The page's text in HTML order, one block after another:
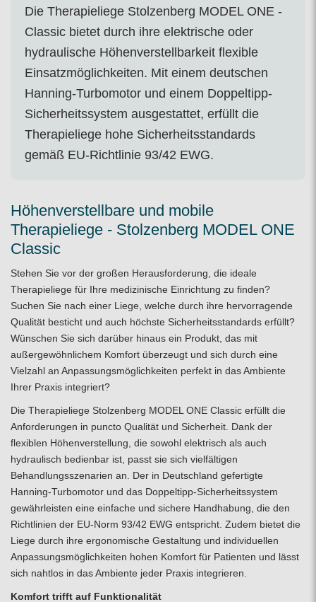
Die Therapieliege Stolzenberg MODEL ONE -
Classic bietet durch ihre elektrische oder
hydraulische Höhenverstellbarkeit flexible
Einsatzmöglichkeiten. Mit einem deutschen
Hanning-Turbomotor und einem Doppeltipp-
Sicherheitssystem ausgestattet, erfüllt die
Therapieliege hohe Sicherheitsstandards
gemäß EU-Richtlinie 93/42 EWG.
Höhenverstellbare und mobile
Therapieliege - Stolzenberg MODEL ONE
Classic
Stehen Sie vor der großen Herausforderung, die ideale
Therapieliege für Ihre medizinische Einrichtung zu finden?
Suchen Sie nach einer Liege, welche durch ihre hervorragende
Qualität besticht und auch höchste Sicherheitsstandards erfüllt?
Wünschen Sie sich darüber hinaus ein Produkt, das mit
außergewöhnlichem Komfort überzeugt und sich durch eine
Vielzahl an Anpassungsmöglichkeiten perfekt in das Ambiente
Ihrer Praxis integriert?
Die Therapieliege Stolzenberg MODEL ONE Classic erfüllt die
Anforderungen in puncto Qualität und Sicherheit. Dank der
flexiblen Höhenverstellung, die sowohl elektrisch als auch
hydraulisch bedienbar ist, passt sie sich vielfältigen
Behandlungsszenarien an. Der in Deutschland gefertigte
Hanning-Turbomotor und das Doppeltipp-Sicherheitssystem
gewährleisten eine einfache und sichere Handhabung, die den
Richtlinien der EU-Norm 93/42 EWG entspricht. Zudem bietet die
Liege durch ihre ergonomische Gestaltung und individuellen
Anpassungsmöglichkeiten hohen Komfort für Patienten und lässt
sich nahtlos in das Ambiente jeder Praxis integrieren.
Komfort trifft auf Funktionalität